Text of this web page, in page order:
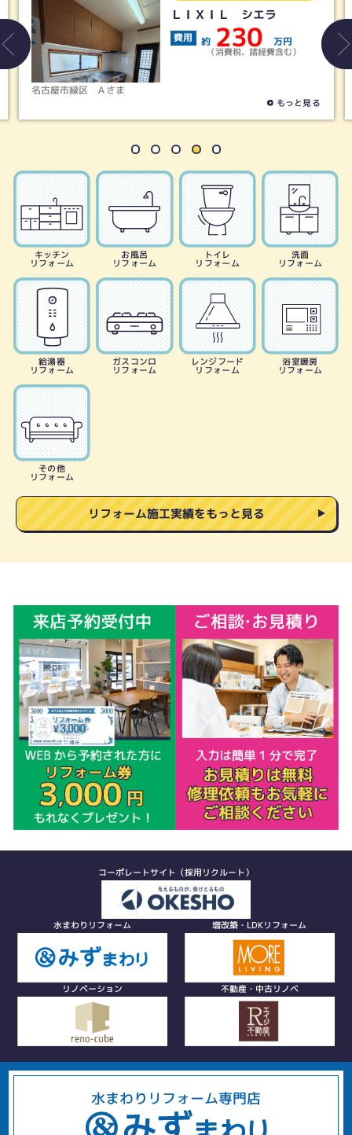
名古屋市緑区 Ａさま
ＬＩＸＩＬ シエラ
費用 約 230 万円
（消費税、諸経費含む）
もっと見る
キッチン
リフォーム
お風呂
リフォーム
トイレ
リフォーム
洗面
リフォーム
給湯器
リフォーム
ガスコンロ
リフォーム
レンジフード
リフォーム
浴室暖房
リフォーム
その他
リフォーム
リフォーム施工実績をもっと見る
コーポレートサイト（採用リクルート）
水まわりリフォーム 増改築・LDKリフォーム
リノベーション 不動産・中古リノベ
水まわりリフォーム専門店